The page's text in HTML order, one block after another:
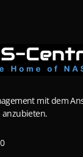
mit dem
anzubieten.